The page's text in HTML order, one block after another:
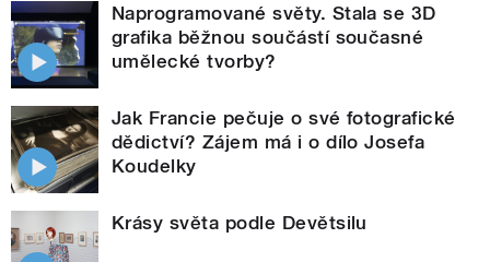
Naprogramované světy. Stala se 3D
grafika běžnou součástí současné
umělecké tvorby?
Jak Francie pečuje o své fotografické
dědictví? Zájem má i o dílo Josefa
Koudelky
Krásy světa podle Devětsilu